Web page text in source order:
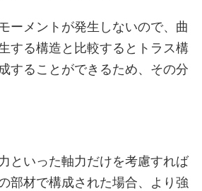
ーメントが発生しないので、曲
する構造と比較するとトラス構
することができるため、その分
といった軸力だけを考慮すれば
部材で構成された場合、より強